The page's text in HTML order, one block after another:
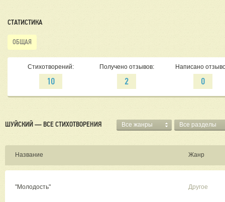
СТАТИСТИКА
ОБЩАЯ
Стихотворений:
10
Получено отзывов:
2
Написано
0
ШУЙСКИЙ — ВСЕ СТИХОТВОРЕНИЯ Все жанры Все разделы
Название Жанр
"Молодость" Другое